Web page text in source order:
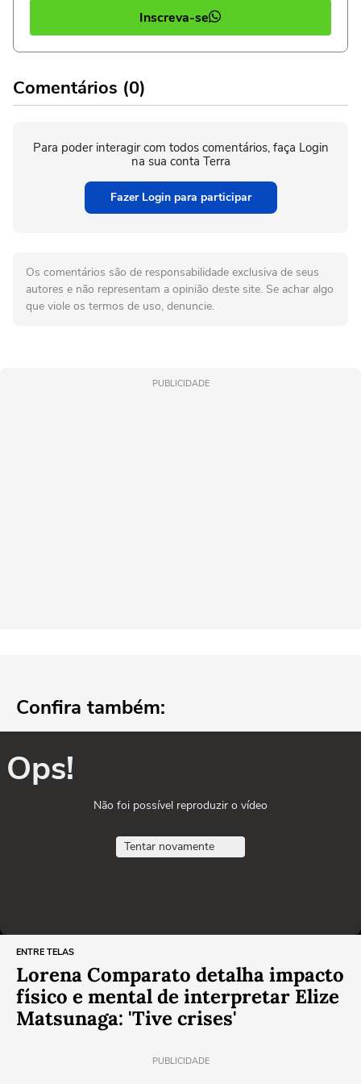
Inscreva-se
Comentários (0)
Para poder interagir com todos comentários, faça Login
na sua conta Terra
Fazer Login para participar
Os comentários são de responsabilidade exclusiva de seus
autores e não representam a opinião deste site. Se achar algo
que viole os termos de uso, denuncie.
PUBLICIDADE
Confira também:
Ops!
Não foi possível reproduzir o vídeo
Tentar novamente
ENTRE TELAS
Lorena Comparato detalha impacto
físico e mental de interpretar Elize
Matsunaga: 'Tive crises'
PUBLICIDADE